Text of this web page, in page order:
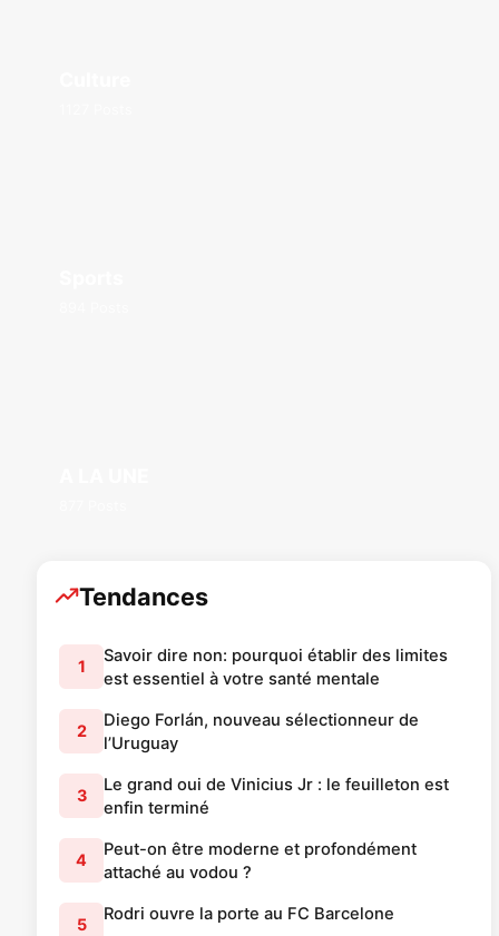
Tendances
1
Savoir dire non: pourquoi établir des limites
est essentiel à votre santé mentale
2
Diego Forlán, nouveau sélectionneur de
l’Uruguay
3
Le grand oui de Vinicius Jr : le feuilleton est
enfin terminé
4
Peut-on être moderne et profondément
attaché au vodou ?
5
Rodri ouvre la porte au FC Barcelone